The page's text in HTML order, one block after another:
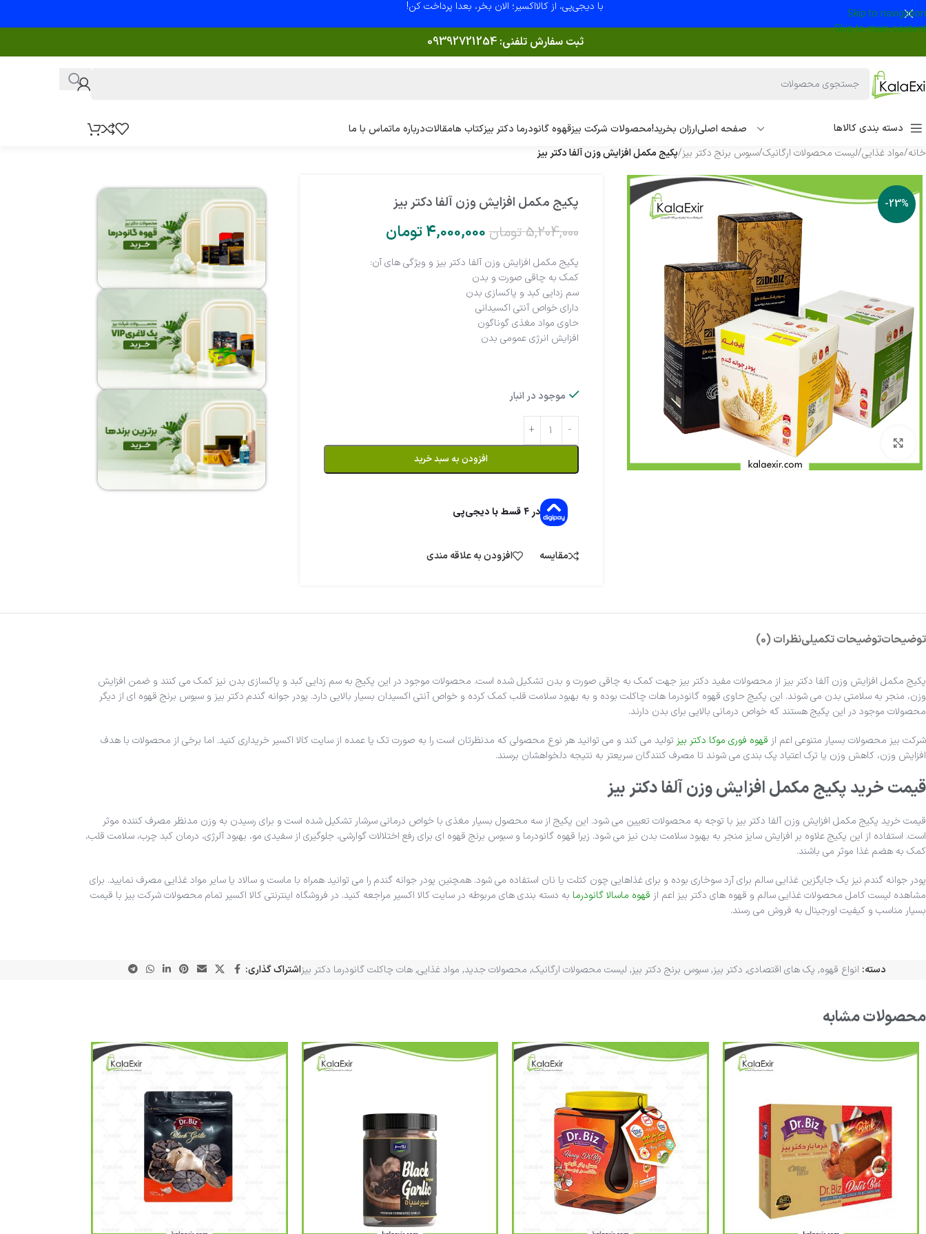
Skip to navigation
Skip to main content
با دیجی‌پی، از کالااکسیر؛ الان بخر، بعدا پرداخت کن!
ثبت سفارش تلفنی:09392721254
دسته بندی کالاها صفحه اصلیارزان بخرید!محصولات شرکت بیزقهوه گانودرما دکتر بیزکتاب هامقالاتدرباره ماتماس با ما
خانه/مواد غذایی/لیست محصولات ارگانیک/سبوس برنج دکتر بیز/پکیج مکمل افزایش وزن آلفا دکتر بیز
-23% پکیج مکمل افزایش وزن آلفا دکتر بیز
5,204,000 تومان4,000,000تومان
پکیج مکمل افزایش وزن آلفا دکتر بیز و ویژگی های آن:
کمک به چاقی صورت و بدن
سم زدایی کبد و پاکسازی بدن
دارای خواص آنتی اکسیدانی
حاوی مواد مغذی گوناگون
افزایش انرژی عمومی بدن
موجود در انبار
افزودن به سبد خرید
در ۴ قسط با دیجی‌پی
مقایسه افزودن به علاقه مندی
توضیحاتتوضیحات تکمیلینظرات (0)
پکیج مکمل افزایش وزن آلفا دکتر بیز از محصولات مفید دکتر بیز جهت کمک به چاقی صورت و بدن تشکیل شده است. محصولات موجود در این پکیج به سم زدایی کبد و پاکسازی بدن نیز کمک می کنند و ضمن افزایش
وزن، منجر به سلامتی بدن می شوند. این پکیج حاوی قهوه گانودرما هات چاکلت بوده و به بهبود سلامت قلب کمک کرده و خواص آنتی اکسیدان بسیار بالایی دارد. پودر جوانه گندم دکتر بیز و سبوس برنج قهوه ای از دیگر
محصولات موجود در این پکیج هستند که خواص درمانی بالایی برای بدن دارند.
شرکت بیز محصولات بسیار متنوعی اعم از قهوه فوری موکا دکتر بیز تولید می کند و می توانید هر نوع محصولی که مدنظرتان است را به صورت تک یا عمده از سایت کالا اکسیر خریداری کنید. اما برخی از محصولات با هدف
افزایش وزن، کاهش وزن یا ترک اعتیاد پک بندی می شوند تا مصرف کنندگان سریعتر به نتیجه دلخواهشان برسند.
قیمت خرید پکیج مکمل افزایش وزن آلفا دکتر بیز
قیمت خرید پکیج مکمل افزایش وزن آلفا دکتر بیز با توجه به محصولات تعیین می شود. این پکیج از سه محصول بسیار مغذی با خواص درمانی سرشار تشکیل شده است و برای رسیدن به وزن مدنظر مصرف کننده موثر
است. استفاده از این پکیج علاوه بر افزایش سایز منجر به بهبود سلامت بدن نیز می شود. زیرا قهوه گانودرما و سبوس برنج قهوه ای برای رفع اختلالات گوارشی، جلوگیری از سفیدی مو، بهبود آلرژی، درمان کبد چرب، سلامت قلب،
کمک به هضم غذا موثر می باشند.
پودر جوانه گندم نیز یک جایگزین غذایی سالم برای آرد سوخاری بوده و برای غذاهایی چون کتلت یا نان استفاده می شود. همچنین پودر جوانه گندم را می توانید همراه با ماست و سالاد یا سایر مواد غذایی مصرف نمایید. برای
مشاهده لیست کامل محصولات غذایی سالم و قهوه های دکتر بیز اعم از قهوه ماسالا گانودرما به دسته بندی های مربوطه در سایت کالا اکسیر مراجعه کنید. در فروشگاه اینترنتی کالا اکسیر تمام محصولات شرکت بیز با قیمت
بسیار مناسب و کیفیت اورجینال به فروش می رسند.
دسته: انواع قهوه, پک های اقتصادی, دکتر بیز,سبوس برنج دکتر بیز, لیست محصولات ارگانیک, محصولات جدید, مواد غذایی,هات چاکلت گانودرما دکتر بیزاشتراک گذاری:
محصولات مشابه